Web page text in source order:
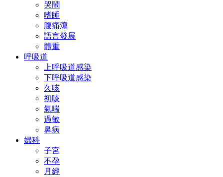
哭鬧
嗜睡
腹痛瀉
語言發展
體重
呼吸道
上呼吸道感染
下呼吸道感染
久咳
初咳
氣喘
過敏
鼻病
婦科
子宮
不孕
月經